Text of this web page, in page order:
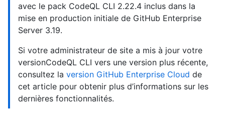
avec le pack CodeQL CLI 2.22.4 inclus dans la
mise en production initiale de GitHub Enterprise
Server 3.19.
Si votre administrateur de site a mis à jour votre
versionCodeQL CLI vers une version plus récente,
consultez la version GitHub Enterprise Cloud de
cet article pour obtenir plus d’informations sur les
dernières fonctionnalités.